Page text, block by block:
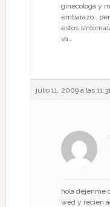
ginecologa y
embarazo..
estos
va…
julio 11, 2009 a las
hola dejenme
wed y recien